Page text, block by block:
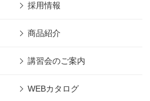
採用情報
商品紹介
講習会のご案内
WEBカタログ